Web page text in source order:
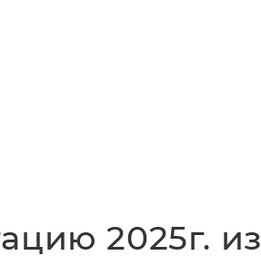
2025г. из